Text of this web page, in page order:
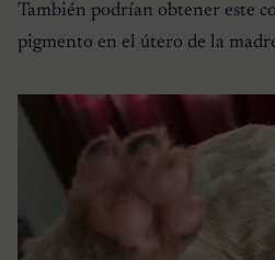
También podrían obtener este
pigmento en el útero de la